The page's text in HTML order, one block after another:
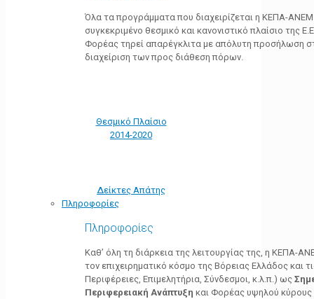
Όλα τα προγράμματα που διαχειρίζεται η ΚΕΠΑ-
συγκεκριμένο θεσμικό και κανονιστικό πλαίσιο της
Φορέας τηρεί απαρέγκλιτα με απόλυτη προσήλωση
διαχείριση των προς διάθεση πόρων.
Θεσμικό Πλαίσιο
2014-2020
Δείκτες Απάτης
Πληροφορίες
Πληροφορίες
Καθ’ όλη τη διάρκεια της λειτουργίας της, η ΚΕΠΑ-
τον επιχειρηματικό κόσμο της Βόρειας Ελλάδος και
Περιφέρειες, Επιμελητήρια, Σύνδεσμοι, κ.λ.π.) ως
Περιφερειακή Ανάπτυξη και Φορέας υψηλού κύρους